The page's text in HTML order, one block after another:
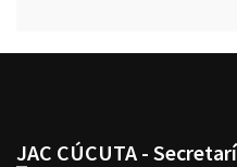
JAC CÚCUTA -